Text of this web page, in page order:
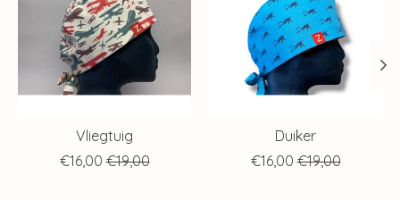
Vliegtuig
€16,00 €19,00
Duiker
€16,00 €19,00